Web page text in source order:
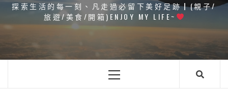
探索生活的每一刻、凡走過必留下美好足跡┃(親子/
旅遊/美食/開箱)ENJOY MY LIFE~
Primary